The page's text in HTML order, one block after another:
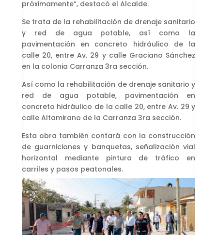
próximamente”, destacó el Alcalde.
Se trata de la rehabilitación de drenaje sanitario
y red de agua potable, así como la
pavimentación en concreto hidráulico de la
calle 20, entre Av. 29 y calle Graciano Sánchez
en la colonia Carranza 3ra sección.
Así como la rehabilitación de drenaje sanitario y
red de agua potable, pavimentación en
concreto hidráulico de la calle 20, entre Av. 29 y
calle Altamirano de la Carranza 3ra sección.
Esta obra también contará con la construcción
de guarniciones y banquetas, señalización vial
horizontal mediante pintura de tráfico en
carriles y pasos peatonales.